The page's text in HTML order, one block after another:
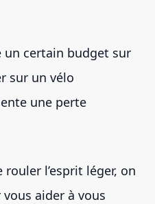
un certain budget sur
sur un vélo
une perte
l’esprit léger, on
aider à vous